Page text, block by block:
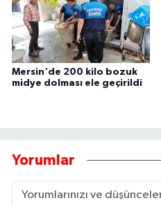
Mersin'de 200 kilo bozuk
midye dolması ele geçirildi
Yorumlar